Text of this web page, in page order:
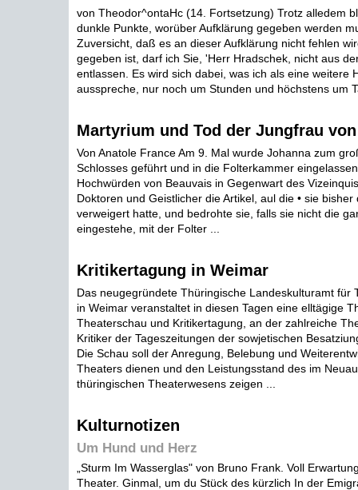
von Theodor^ontaHc (14. Fortsetzung) Trotz alledem
dunkle Punkte, worüber Aufklärung gegeben werden
Zuversicht, daß es an dieser Aufklärung nicht fehlen
gegeben ist, darf ich Sie, 'Herr Hradschek, nicht aus
entlassen. Es wird sich dabei, was ich als eine weitere
ausspreche, nur noch um Stunden und höchstens um
Martyrium und Tod der Jungfrau
Von Anatole France Am 9. Mal wurde Johanna zum
Schlosses geführt und in die Folterkammer
Hochwürden von Beauvais in Gegenwart des
Doktoren und Geistlicher die Artikel, aul die • sie bisher
verweigert hatte, und bedrohte sie, falls sie nicht die
eingestehe, mit der Folter ...
Kritikertagung in Weimar
Das neugegründete Thüringische Landeskulturamt für
in Weimar veranstaltet in diesen Tagen eine elltägige
Theaterschau und Kritikertagung, an der zahlreiche
Kritiker der Tageszeitungen der sowjetischen
Die Schau soll der Anregung, Belebung und
Theaters dienen und den Leistungsstand des im
thüringischen Theaterwesens zeigen ...
Kulturnotizen
Um Hund und Herz
„Sturm Im Wasserglas" von Bruno Frank. Voll
Theater. Ginmal, um du Stück des kürzlich In der